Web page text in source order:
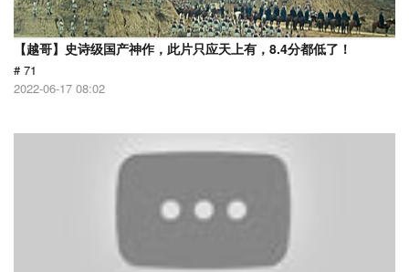
【越哥】史诗级国产神作，此片只应天上有，8.4分都低了！
# 71
2022-06-17 08:02